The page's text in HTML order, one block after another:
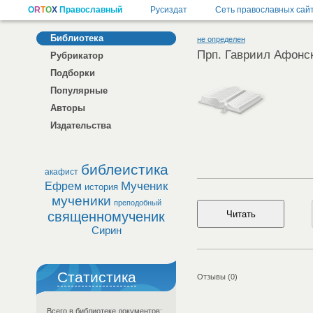
Библиотека
Рубрикатор
Подборки
Популярные
Авторы
Издательства
акафист библеистика
Ефрем история Мученик
мученики преподобный
священномученик
Сирин
Статистика
Всего в библиотеке документов:
не определен
Прп. Гавриил
Отзывы (0)